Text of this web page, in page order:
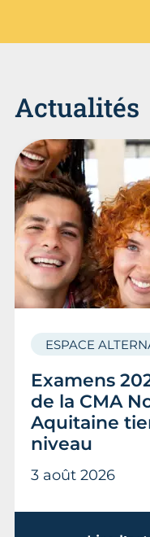
Actualités
Examens
de la CMA
Aquitaine
niveau
ESPACE
3 août 2026